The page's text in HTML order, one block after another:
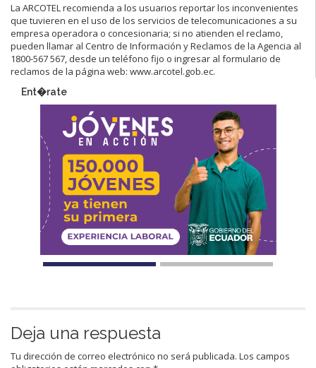
La ARCOTEL recomienda a los usuarios reportar los inconvenientes
que tuvieren en el uso de los servicios de telecomunicaciones a su
empresa operadora o concesionaria; si no atienden el reclamo,
pueden llamar al Centro de Información y Reclamos de la Agencia al
1800-567 567, desde un teléfono fijo o ingresar al formulario de
reclamos de la página web: www.arcotel.gob.ec.
Ent�rate
Deja una respuesta
Tu dirección de correo electrónico no será publicada. Los campos